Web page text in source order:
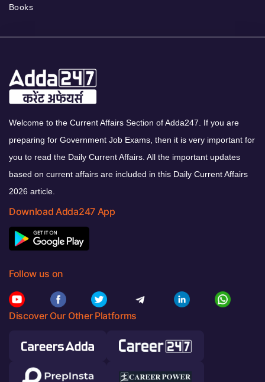
Books
Welcome to the Current Affairs Section of Adda247. If you are
preparing for Government Job Exams, then it is very important for
you to read the Daily Current Affairs. All the important updates
based on current affairs are included in this Daily Current Affairs
2026 article.
Download Adda247 App
Follow us on
Discover Our Other Platforms